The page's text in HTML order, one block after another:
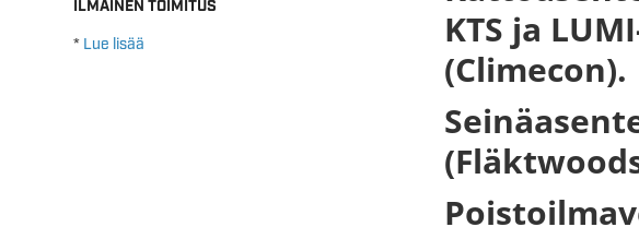
KTS ja
(Climecon).
ILMAINEN TOIMITUS
* Lue lisää